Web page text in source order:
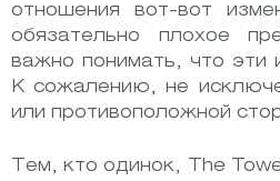
отношения вот-вот
обязательно плохое
важно понимать, что эти
К сожалению, не
или противоположной
Тем, кто одинок, The